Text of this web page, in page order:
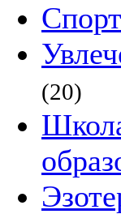
Спорт
(20)